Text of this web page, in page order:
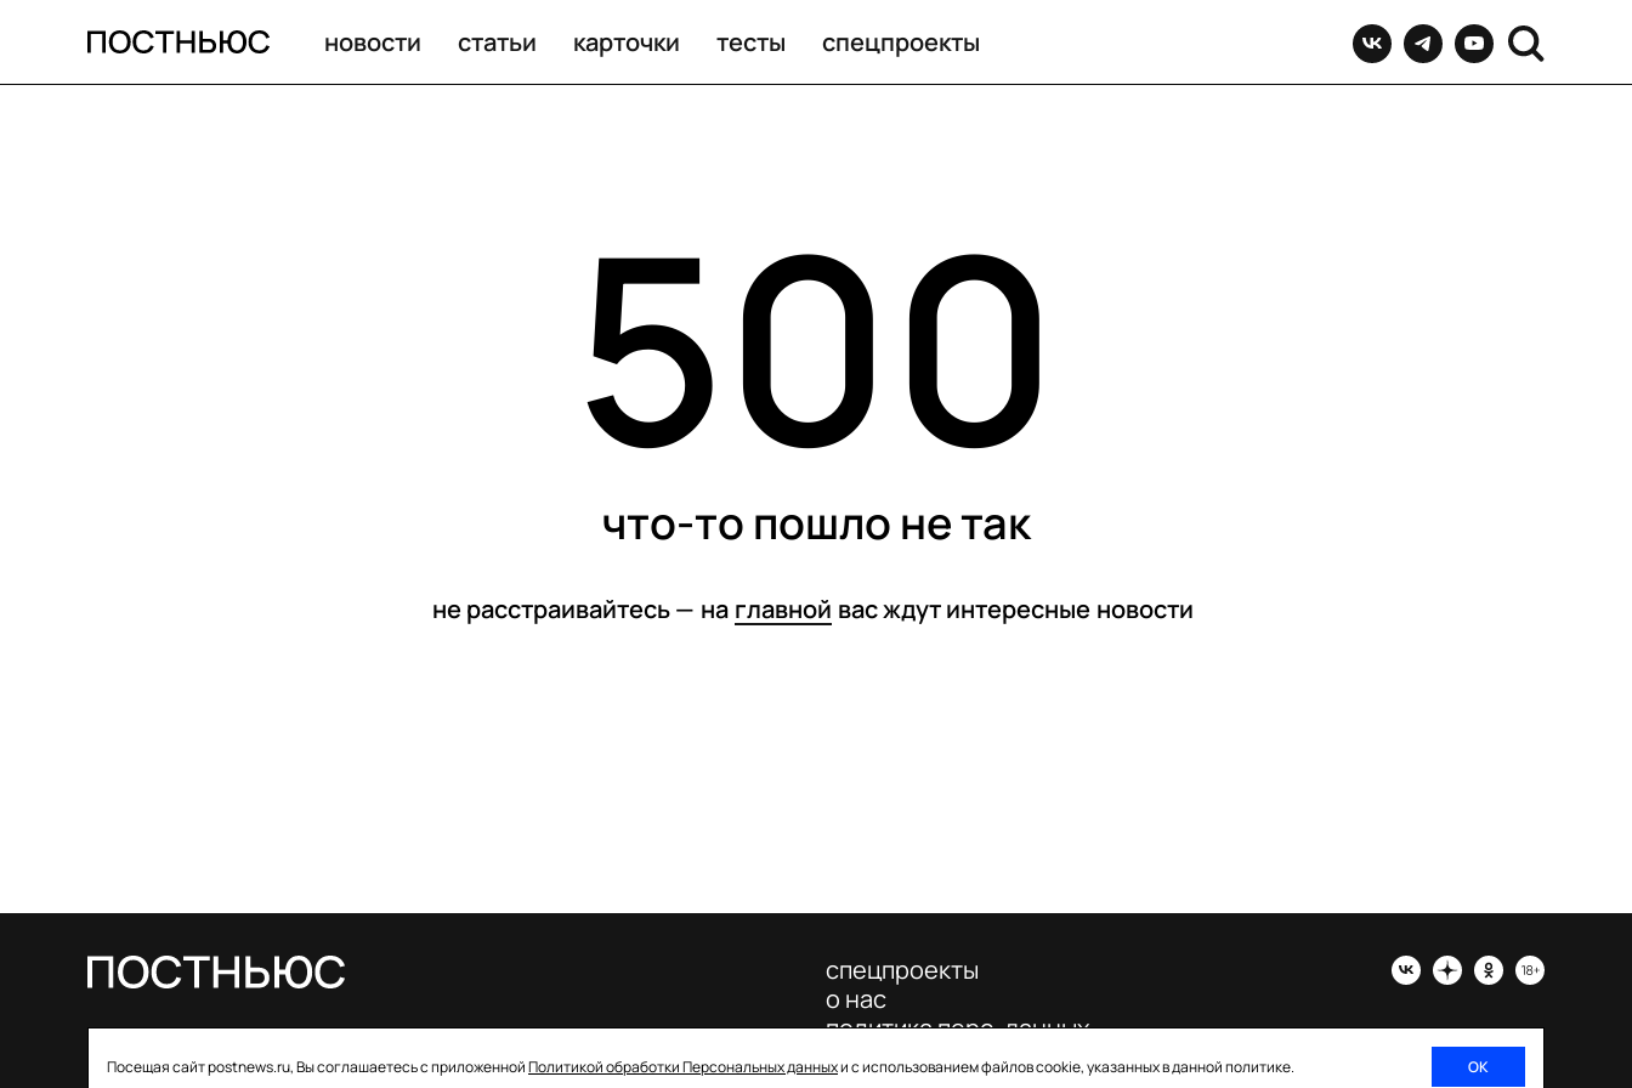
новости статьи карточки тесты спецпроекты
500
что-то пошло не так
не расстраивайтесь — на главной вас ждут интересные новости
Посещая сайт postnews.ru, Вы соглашаетесь с приложеннойПолитикой обработки Персональных данныхи с использованием файлов cookie, указанных в данной политике. ОК
о регистрации СМИ: ЭЛ № ФС 77–85757 от 22 августа
спецпроекты
о нас
политика перс. данных